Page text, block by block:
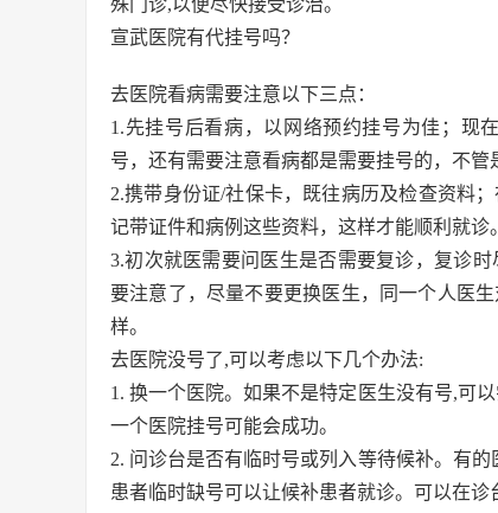
殊门诊,以便尽快接受诊治。
宣武医院有代挂号吗？
去医院看病需要注意以下三点：
1.先挂号后看病，以网络预约挂号为佳；现
号，还有需要注意看病都是需要挂号的，不管
2.携带身份证/社保卡，既往病历及检查资料
记带证件和病例这些资料，这样才能顺利就诊。
3.初次就医需要问医生是否需要复诊，复诊
要注意了，尽量不要更换医生，同一个人医
样。
去医院没号了,可以考虑以下几个办法:
1. 换一个医院。如果不是特定医生没有号,可
一个医院挂号可能会成功。
2. 问诊台是否有临时号或列入等待候补。有
患者临时缺号可以让候补患者就诊。可以在诊